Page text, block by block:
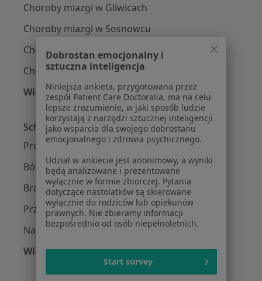
Choroby miazgi w Gliwicach
Choroby miazgi w Sosnowcu
Choroby miazgi w Bielsku-Białej
Choroby miazgi w Rudzie Śląskiej
Więcej (14)
Więcej w kategorii: W pobliżu Tychów
Schorzenia w Tychach
Próchnica w Tychach
Ból zęba w Tychach
Braki zębowe w Tychach
Przebarwienia zębów w Tychach
Nadwrażliwość zębów w Tychach
Więcej (15)
Więcej w kategorii: Schorzenia w Tychach
Dobrostan emocjonalny i
sztuczna inteligencja
Niniejsza ankieta, przygotowana przez
zespół Patient Care Doctoralia, ma na celu
lepsze zrozumienie, w jaki sposób ludzie
korzystają z narzędzi sztucznej inteligencji
jako wsparcia dla swojego dobrostanu
emocjonalnego i zdrowia psychicznego.
Udział w ankiecie jest anonimowy, a wyniki
będą analizowane i prezentowane
wyłącznie w formie zbiorczej. Pytania
dotyczące nastolatków są skierowane
wyłącznie do rodziców lub opiekunów
prawnych. Nie zbieramy informacji
bezpośrednio od osób niepełnoletnich.
Start survey